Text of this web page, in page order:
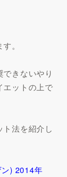
。
きないやり
エットの上で
法を紹介し
) 2014年